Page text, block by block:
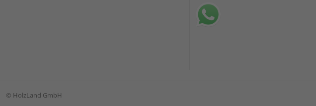
© HolzLand GmbH